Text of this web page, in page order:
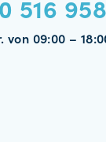
516
von 09:00 –